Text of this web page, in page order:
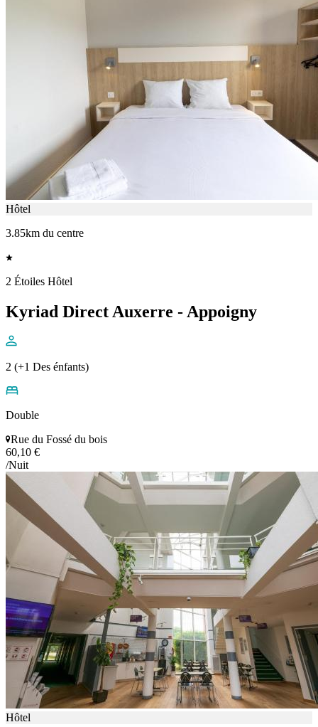
Hôtel
3.85km du centre
2 Étoiles Hôtel
Kyriad Direct Auxerre - Appoigny
2 (+1 Des énfants)
Double
Rue du Fossé du bois
60,10 €
/Nuit
Hôtel